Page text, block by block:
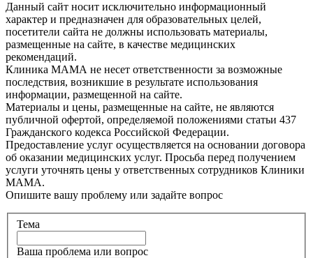
Данный сайт носит исключительно информационный
характер и предназначен для образовательных целей,
посетители сайта не должны использовать материалы,
размещенные на сайте, в качестве медицинских
рекомендаций.
Клиника МАМА не несет ответственности за возможные
последствия, возникшие в результате использования
информации, размещенной на сайте.
Материалы и цены, размещенные на сайте, не являются
публичной офертой, определяемой положениями статьи 437
Гражданского кодекса Российской Федерации.
Предоставление услуг осуществляется на основании договора
об оказании медицинских услуг. Просьба перед получением
услуги уточнять цены у ответственных сотрудников Клиники
МАМА.
Опишите вашу проблему или задайте вопрос
Тема
Ваша проблема или вопрос